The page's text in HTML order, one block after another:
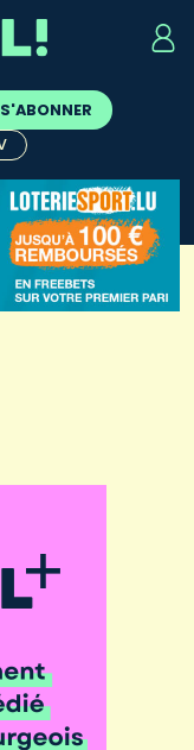
sont
S'ABONNER